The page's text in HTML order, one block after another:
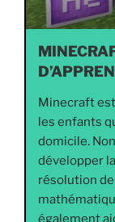
Minecraft
les enfants
domicile.
développer
résolution
également